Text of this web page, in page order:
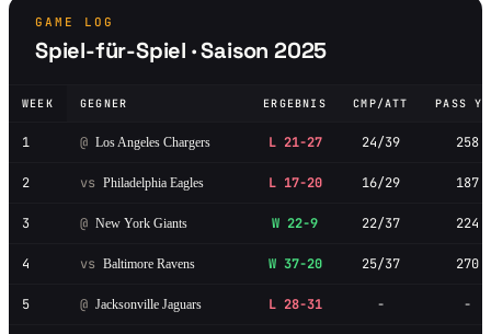
GAME LOG
Spiel-für-Spiel · Saison 2025
WEEK GEGNER ERGEBNIS CMP/ATT PASS
1 @ Los Angeles Chargers L 21-27 24/39 258
2 vs Philadelphia Eagles L 17-20 16/29 187
3 @ New York Giants W 22-9 22/37 224
4 vs Baltimore Ravens W 37-20 25/37 270
5 @ Jacksonville Jaguars L 28-31 - -